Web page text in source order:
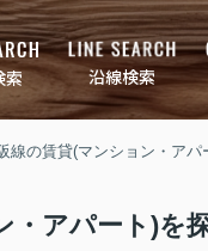
索 沿線検索
線の賃貸(マンション・アパ
・アパート)を